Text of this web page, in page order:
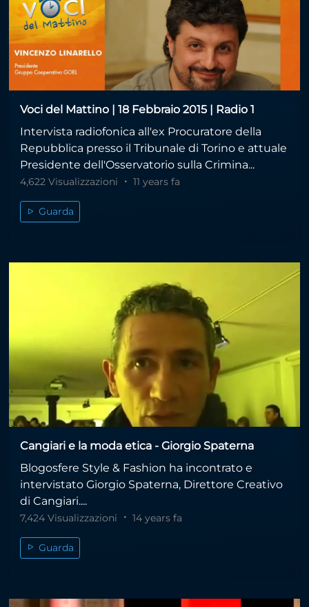
Voci del Mattino | 18 Febbraio 2015 | Radio 1
Intervista radiofonica all'ex Procuratore della
Repubblica presso il Tribunale di Torino e attuale
Presidente dell'Osservatorio sulla Crimina...
4,622 Visualizzazioni 11 years fa
Guarda
Cangiari e la moda etica - Giorgio Spaterna
Blogosfere Style & Fashion ha incontrato e
intervistato Giorgio Spaterna, Direttore Creativo
di Cangiari....
7,424 Visualizzazioni 14 years fa
Guarda